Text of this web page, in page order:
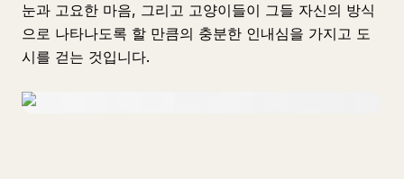
눈과 고요한 마음, 그리고 고양이들이 그들 자신의 방식
으로 나타나도록 할 만큼의 충분한 인내심을 가지고 도
시를 걷는 것입니다.